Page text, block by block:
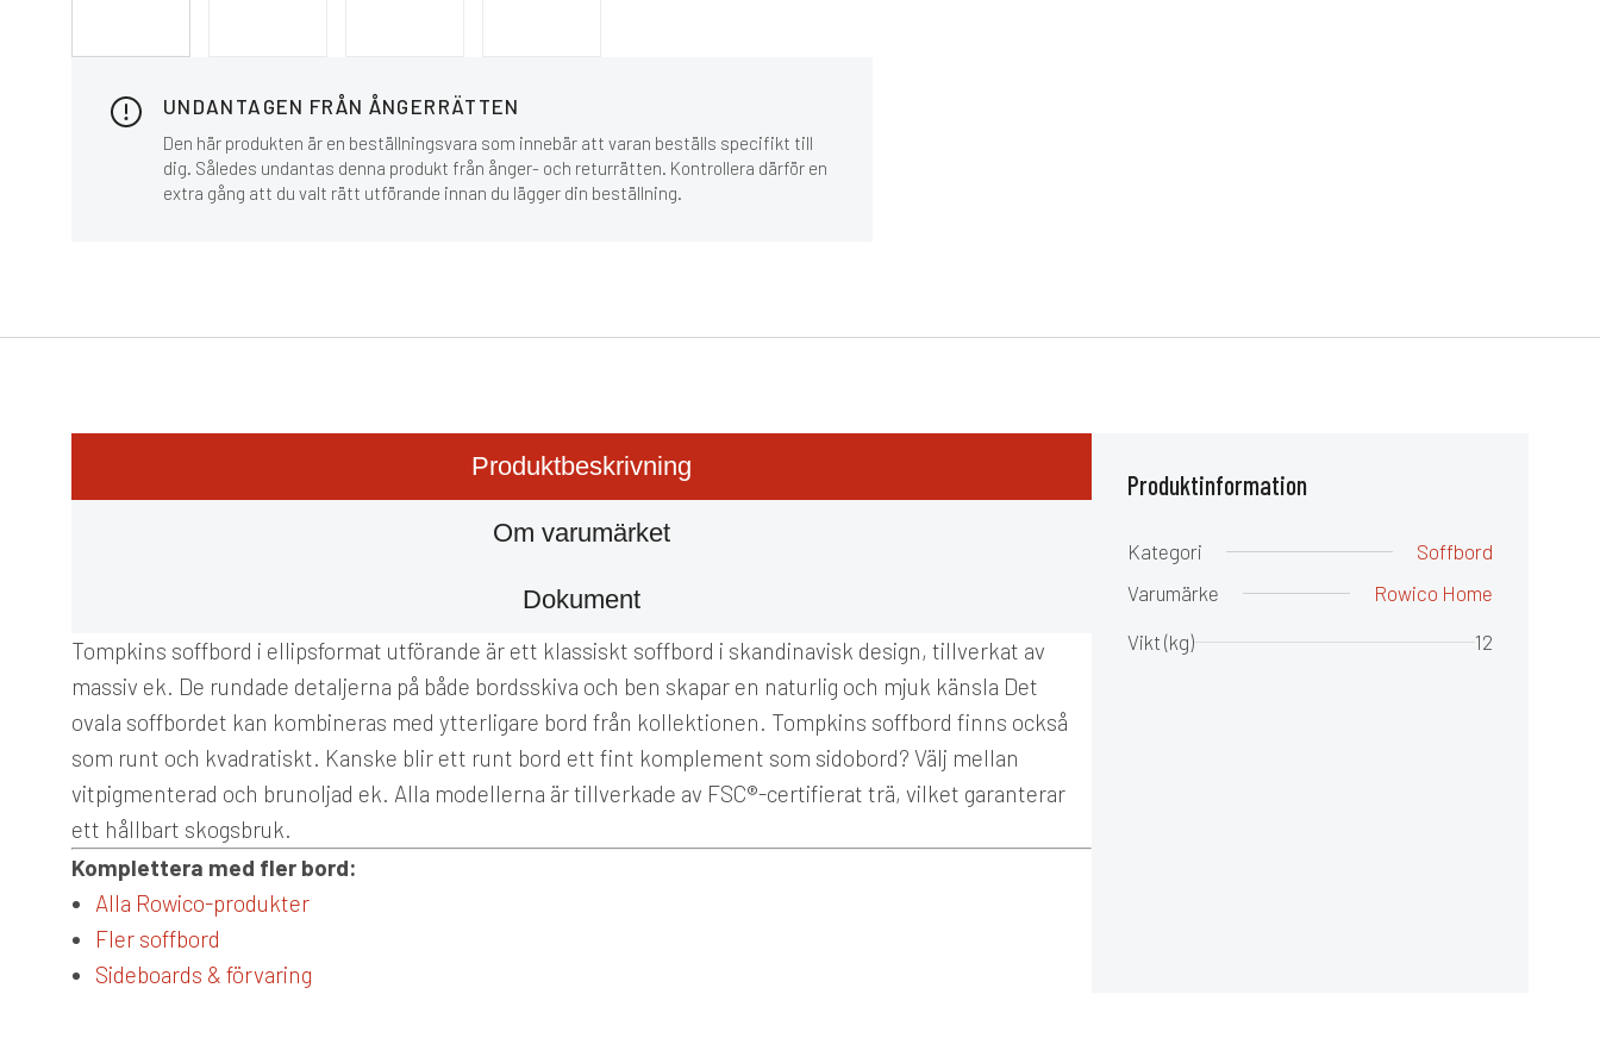
UNDANTAGEN FRÅN ÅNGERRÄTTEN
Den här produkten är en beställningsvara som innebär att varan beställs specifikt till
dig. Således undantas denna produkt från ånger- och returrätten. Kontrollera därför en
extra gång att du valt rätt utförande innan du lägger din beställning.
Produktbeskrivning
Om varumärket
Dokument
Tompkins soffbord i ellipsformat utförande är ett klassiskt soffbord i skandinavisk design, tillverkat av
massiv ek. De rundade detaljerna på både bordsskiva och ben skapar en naturlig och mjuk känsla Det
ovala soffbordet kan kombineras med ytterligare bord från kollektionen. Tompkins soffbord finns också
som runt och kvadratiskt. Kanske blir ett runt bord ett fint komplement som sidobord? Välj mellan
vitpigmenterad och brunoljad ek. Alla modellerna är tillverkade av FSC®-certifierat trä, vilket garanterar
ett hållbart skogsbruk.
Komplettera med fler bord:
Alla Rowico-produkter
Fler soffbord
Sideboards & förvaring
Produktinformation
Kategori
Soffbord
Varumärke
Rowico Home
Vikt (kg) 12